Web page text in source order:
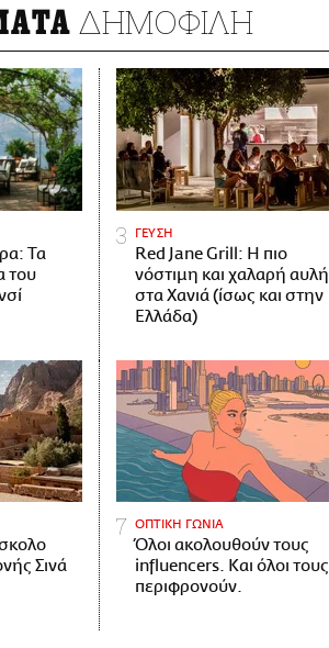
ΔΗΜΟΦΙΛΗ
Τα
του
ΓΕΥΣΗ
Red Jane Grill: Η πιο
νόστιμη και χαλαρή αυλή
στα Χανιά (ίσως και στην
Ελλάδα)
Σινά
ΟΠΤΙΚΗ ΓΩΝΙΑ
Όλοι ακολουθούν τους
influencers. Και όλοι τους
περιφρονούν.